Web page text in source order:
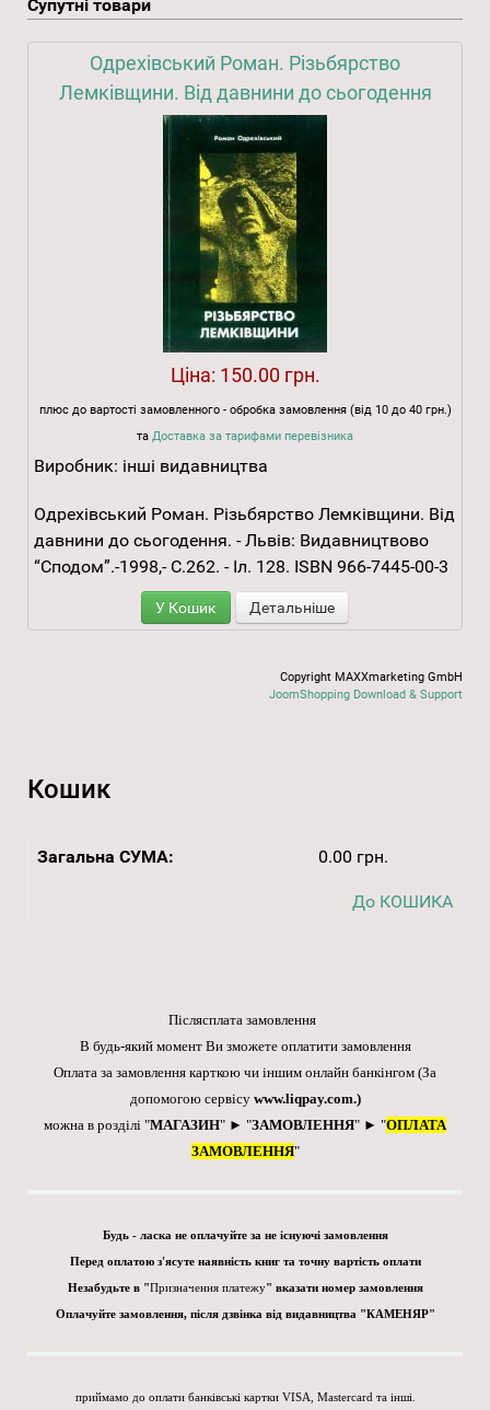
Супутні товари
Одрехівський Роман. Різьбярство
Лемківщини. Від давнини до сьогодення
Ціна: 150.00 грн.
плюс до вартості замовленного - обробка замовлення (від 10 до 40 грн.)
та Доставка за тарифами перевізника
Виробник: інші видавництва
Одрехівський Роман. Різьбярство Лемківщини. Від
давнини до сьогодення. - Львів: Видавництвово
“Сподом”.-1998,- С.262. - Іл. 128. ISBN 966-7445-00-3
У Кошик Детальніше
Copyright MAXXmarketing GmbH
JoomShopping Download & Support
Кошик
Загальна СУМА: 0.00 грн.
До КОШИКА
Післясплата замовлення
В будь-який момент Ви зможете оплатити замовлення
Оплата за замовлення карткою чи іншим онлайн банкінгом (За
допомогою сервісу www.liqpay.com.)
можна в розділі "МАГАЗИН" ► "ЗАМОВЛЕННЯ" ► "ОПЛАТА
ЗАМОВЛЕННЯ"
Будь - ласка не оплачуйте за не існуючі замовлення
Перед оплатою з'ясуте наявність книг та точну вартість оплати
Незабудьте в "Призначення платежу" вказати номер замовлення
Оплачуйте замовлення, після дзвінка від видавництва "КАМЕНЯР"
приймамо до оплати банківські картки VISA, Mastercard та інші.